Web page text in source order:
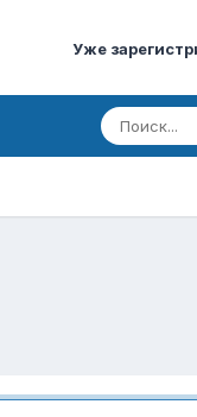
Уже